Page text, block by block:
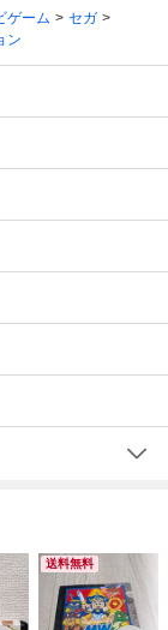
ゲーム
セガ
ン
送料無料